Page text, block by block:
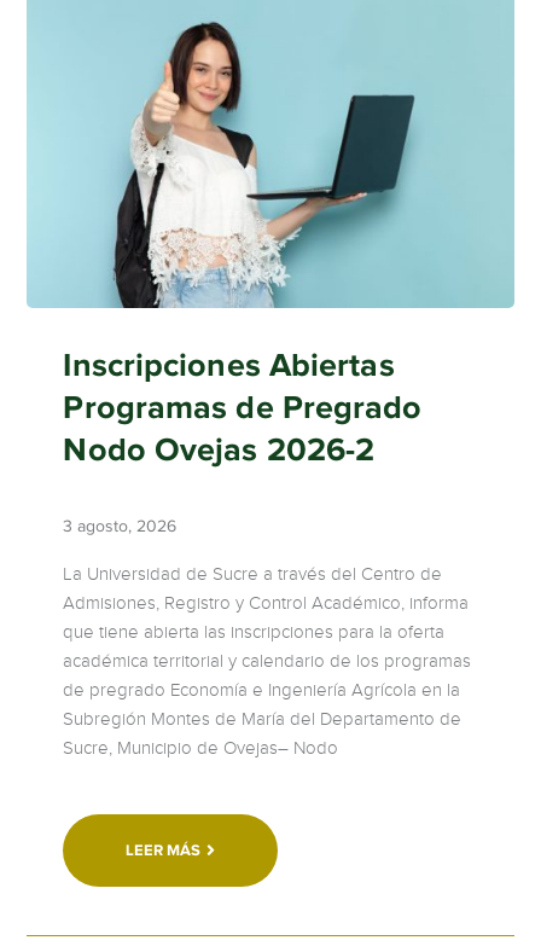
Inscripciones Abiertas
Programas de Pregrado
Nodo Ovejas 2026-2
3 agosto, 2026
La Universidad de Sucre a través del Centro de
Admisiones, Registro y Control Académico, informa
que tiene abierta las inscripciones para la oferta
académica territorial y calendario de los programas
de pregrado Economía e Ingeniería Agrícola en la
Subregión Montes de María del Departamento de
Sucre, Municipio de Ovejas– Nodo
LEER MÁS